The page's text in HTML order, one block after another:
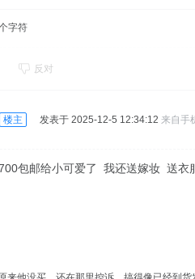
字符
反对
楼主 发表于 2025-12-5 12:34:12 来自手
包邮给小可爱了 我还送嫁妆 送衣